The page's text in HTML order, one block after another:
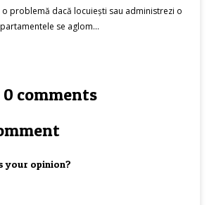
problemă dacă locuiești sau administrezi o
se aglom...
comments
your opinion?